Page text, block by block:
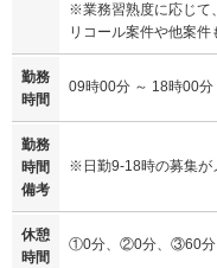
※業務習熟度に応じて、
リコール案件や他案件
勤務
時間
09時00分 ～ 18時00分
勤務
時間
備考
※日勤9-18時の募集が
休憩
時間
①0分、②0分、③60分